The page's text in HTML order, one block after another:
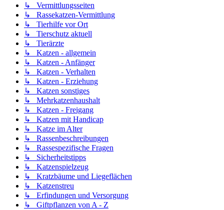
↳ Vermittlungsseiten
↳ Rassekatzen-Vermittlung
↳ Tierhilfe vor Ort
↳ Tierschutz aktuell
↳ Tierärzte
↳ Katzen - allgemein
↳ Katzen - Anfänger
↳ Katzen - Verhalten
↳ Katzen - Erziehung
↳ Katzen sonstiges
↳ Mehrkatzenhaushalt
↳ Katzen - Freigang
↳ Katzen mit Handicap
↳ Katze im Alter
↳ Rassenbeschreibungen
↳ Rassespezifische Fragen
↳ Sicherheitstipps
↳ Katzenspielzeug
↳ Kratzbäume und Liegeflächen
↳ Katzenstreu
↳ Erfindungen und Versorgung
↳ Giftpflanzen von A - Z